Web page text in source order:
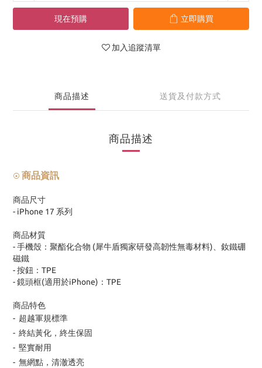
現在預購 立即購買
加入追蹤清單
商品描述 送貨及付款方式
商品描述
⦿ 商品資訊
商品尺寸
- iPhone 17 系列
商品材質
- 手機殼：聚酯化合物 (犀牛盾獨家研發高韌性無毒材料)、釹鐵硼
磁鐵
- 按鈕：TPE
- 鏡頭框(適用於iPhone)：TPE
商品特色
- 超越軍規標準
- 終結黃化，終生保固
- 堅實耐用
- 無網點，清澈透亮